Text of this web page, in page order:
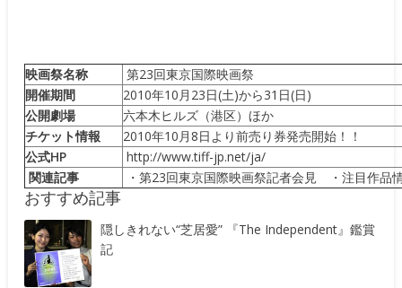
映画祭名称
第23回東京国際映画祭
開催期間
2010年10月23日(土)から31日(日)
公開劇場
六本木ヒルズ（港区）ほか
チケット情報
2010年10月8日より前売り券発売開始！！
公式HP
http://www.tiff-jp.net/ja/
関連記事
・第23回東京国際映画祭記者会見 ・注目作品
おすすめ記事
隠しきれない“芝居愛” 『The Independent』鑑賞
記